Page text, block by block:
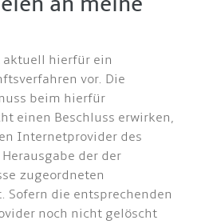
aktuell hierfür ein
vor. Die
beim hierfür
einen Beschluss erwirken,
Internetprovider des
der der
zugeordneten
Sofern die entsprechenden
noch nicht gelöscht